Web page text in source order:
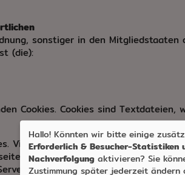
sonstiger in den
(die):
Cookies. Cookies sind
Viele Cookies enthalten eine
und Server dem konkreten
den individuellen Browser der
Hallo! Könnten wir bitte einige
Erforderlich & Besucher-Statistiken
Nachverfolgung aktivieren? Sie
Zustimmung später jederzeit ändern